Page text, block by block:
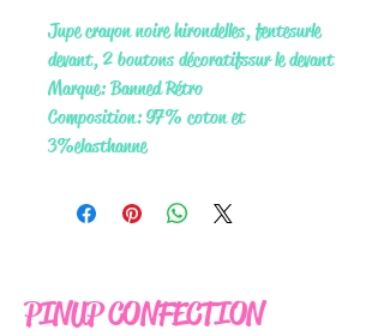
Jupe crayon noire hirondelles, fente sur le
devant, 2 boutons décoratifs sur le devant
Marque: Banned Rétro
Composition: 97% coton et
3% elasthanne
PINUP CONFECTION